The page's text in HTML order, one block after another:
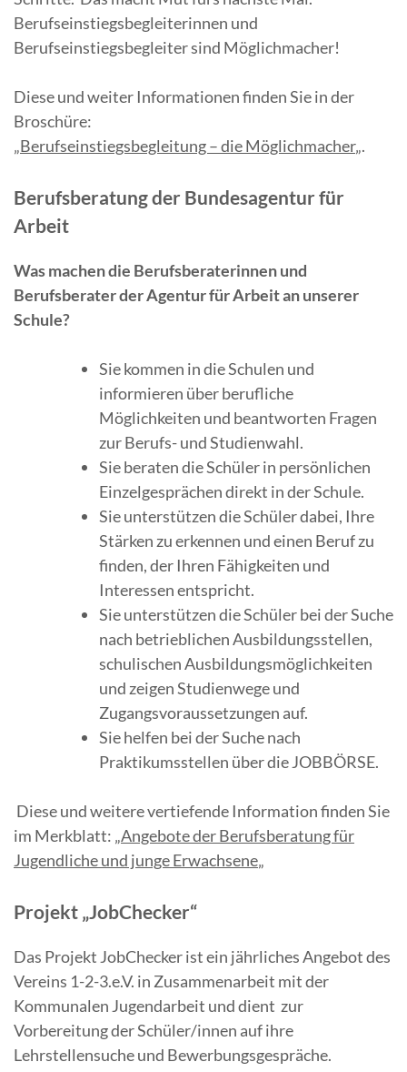
Berufseinstiegsbegleiterinnen und
Berufseinstiegsbegleiter sind Möglichmacher!
Diese und weiter Informationen finden Sie in der
Broschüre:
„Berufseinstiegsbegleitung – die Möglichmacher„.
Berufsberatung der Bundesagentur für
Arbeit
Was machen die Berufsberaterinnen und
Berufsberater der Agentur für Arbeit an unserer
Schule?
Sie kommen in die Schulen und
informieren über berufliche
Möglichkeiten und beantworten Fragen
zur Berufs- und Studienwahl.
Sie beraten die Schüler in persönlichen
Einzelgesprächen direkt in der Schule.
Sie unterstützen die Schüler dabei, Ihre
Stärken zu erkennen und einen Beruf zu
finden, der Ihren Fähigkeiten und
Interessen entspricht.
Sie unterstützen die Schüler bei der Suche
nach betrieblichen Ausbildungsstellen,
schulischen Ausbildungsmöglichkeiten
und zeigen Studienwege und
Zugangsvoraussetzungen auf.
Sie helfen bei der Suche nach
Praktikumsstellen über die JOBBÖRSE.
Diese und weitere vertiefende Information finden Sie
im Merkblatt: „Angebote der Berufsberatung für
Jugendliche und junge Erwachsene„
Projekt „JobChecker“
Das Projekt JobChecker ist ein jährliches Angebot des
Vereins 1-2-3.e.V. in Zusammenarbeit mit der
Kommunalen Jugendarbeit und dient zur
Vorbereitung der Schüler/innen auf ihre
Lehrstellensuche und Bewerbungsgespräche.